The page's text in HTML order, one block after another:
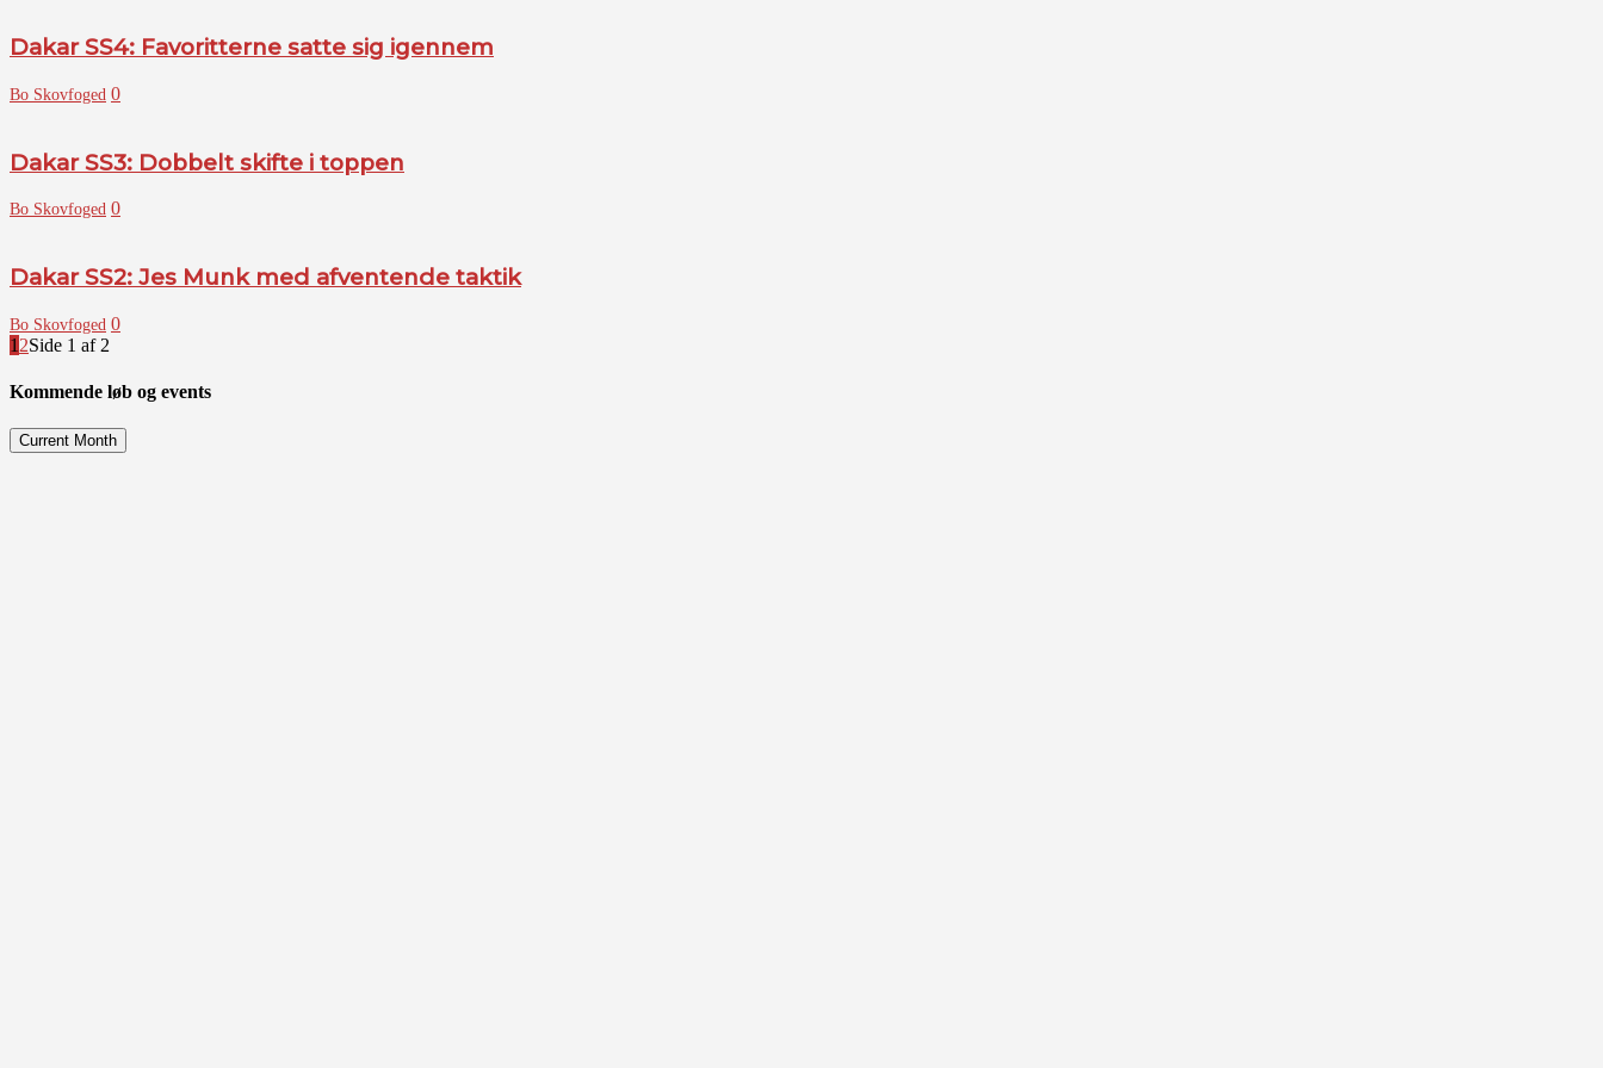
Dakar SS4: Favoritterne satte sig igennem
Bo Skovfoged 0
Dakar SS3: Dobbelt skifte i toppen
Bo Skovfoged 0
Dakar SS2: Jes Munk med afventende taktik
Bo Skovfoged 0
1 2Side 1 af 2
Kommende løb og events
Current Month